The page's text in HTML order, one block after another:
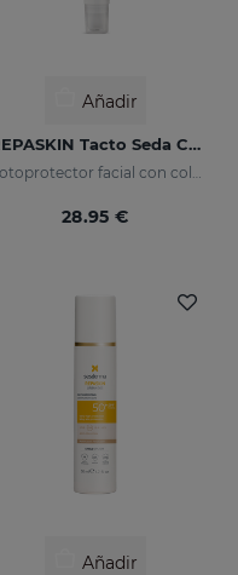
Añadir
REPASKIN Tacto Seda Color SPF50
28.95 €
Añadir